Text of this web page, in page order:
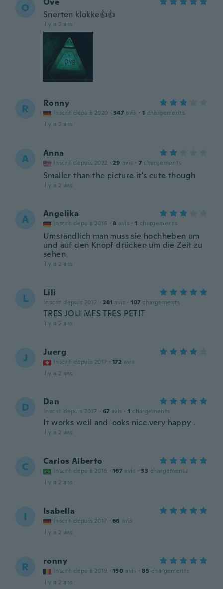
O
Ove
Snerten klokke👍👍
il y a 2 ans
R Ronny
Inscrit depuis 2020 · 347 avis · 1 chargements
il y a 2 ans
A Anna
Inscrit depuis 2022 · 29 avis · 7 chargements
Smaller than the picture it's cute though
il y a 2 ans
A Angelika
Inscrit depuis 2016 · 8 avis · 1 chargements
Umständlich man muss sie hochheben um
und auf den Knopf drücken um die Zeit zu
sehen
il y a 2 ans
L Lili
Inscrit depuis 2017 · 281 avis · 187 chargements
TRES JOLI MES TRES PETIT
il y a 2 ans
J Juerg
Inscrit depuis 2017 · 172 avis
il y a 2 ans
D Dan
Inscrit depuis 2017 · 67 avis · 1 chargements
It works well and looks nice.very happy .
il y a 2 ans
C Carlos Alberto
Inscrit depuis 2016 · 167 avis · 33 chargements
il y a 2 ans
I Isabella
Inscrit depuis 2017 · 66 avis
il y a 2 ans
R ronny
Inscrit depuis 2019 · 150 avis · 85 chargements
il y a 2 ans